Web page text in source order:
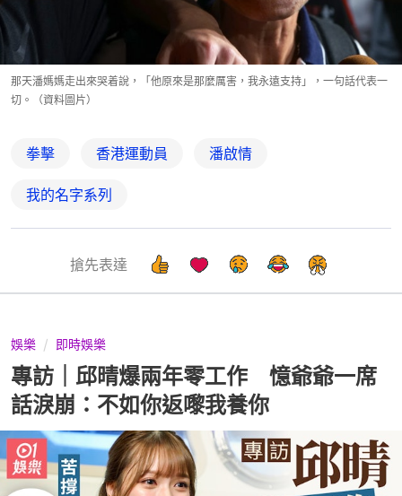
那天潘媽媽走出來哭着說，「他原來是那麼厲害，我永遠支持」，一句話代表一
切。（資料圖片）
拳擊 香港運動員 潘啟情
我的名字系列
搶先表達
娛樂 即時娛樂
專訪｜邱晴爆兩年零工作 憶爺爺一席
話淚崩：不如你返嚟我養你